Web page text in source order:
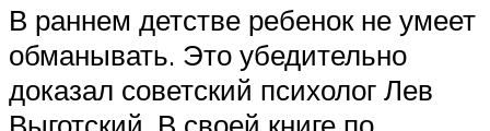
В раннем детстве ребенок не умеет
обманывать. Это убедительно
доказал советский психолог Лев
Выготский. В своей книге по